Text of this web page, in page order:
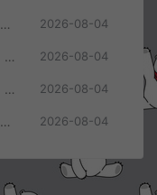
三网H5射击游戏【战场小指挥H5】8月最新整理Linux手工服务端+Win一键服务端+解压即玩+简易安卓客户端+详细搭建教程 2026-08-04
三网H5模拟经营游戏【猴子集市H5】8月最新整理Linux手工服务端+Win一键服务端+解压即玩+简易安卓客户端+详细搭建教程 2026-08-04
三网H5休闲游戏【合成进化恐龙H5】8月最新整理Linux手工服务端+Win一键服务端+解压即玩+简易安卓客户端+详细搭建教程 2026-08-04
三网H5休闲游戏【脑力测试H5】8月最新整理Linux手工服务端+Win一键服务端+解压即玩+简易安卓客户端+详细搭建教程 2026-08-04